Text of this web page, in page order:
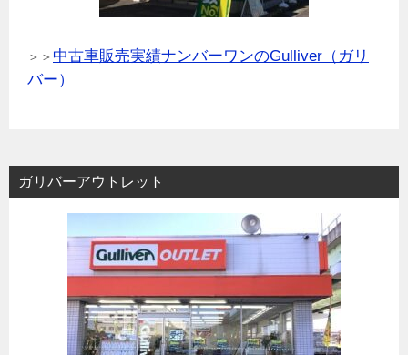
＞＞ 中古車販売実績ナンバーワンのGulliver（ガリ
バー）
ガリバーアウトレット